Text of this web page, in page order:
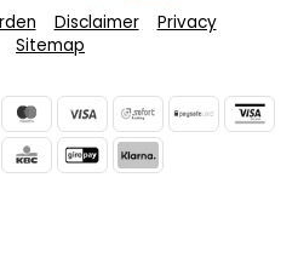
Disclaimer
Privacy
Sitemap